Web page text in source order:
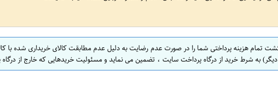
تمام هزینه پرداختی شما را در صورت عدم رضایت به دلیل عدم مطابقت کالای خریداری شده
به شرط خرید از درگاه پرداخت سایت ، تضمین می نماید و مسئولیت خریدهایی که خارج از